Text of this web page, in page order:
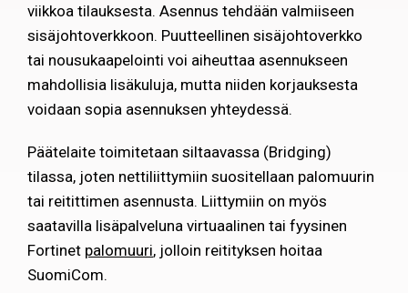
viikkoa tilauksesta. Asennus tehdään valmiiseen
sisäjohtoverkkoon. Puutteellinen sisäjohtoverkko
tai nousukaapelointi voi aiheuttaa asennukseen
mahdollisia lisäkuluja, mutta niiden korjauksesta
voidaan sopia asennuksen yhteydessä.
Päätelaite toimitetaan siltaavassa (Bridging)
tilassa, joten nettiliittymiin suositellaan palomuurin
tai reitittimen asennusta. Liittymiin on myös
saatavilla lisäpalveluna virtuaalinen tai fyysinen
Fortinet palomuuri, jolloin reitityksen hoitaa
SuomiCom.